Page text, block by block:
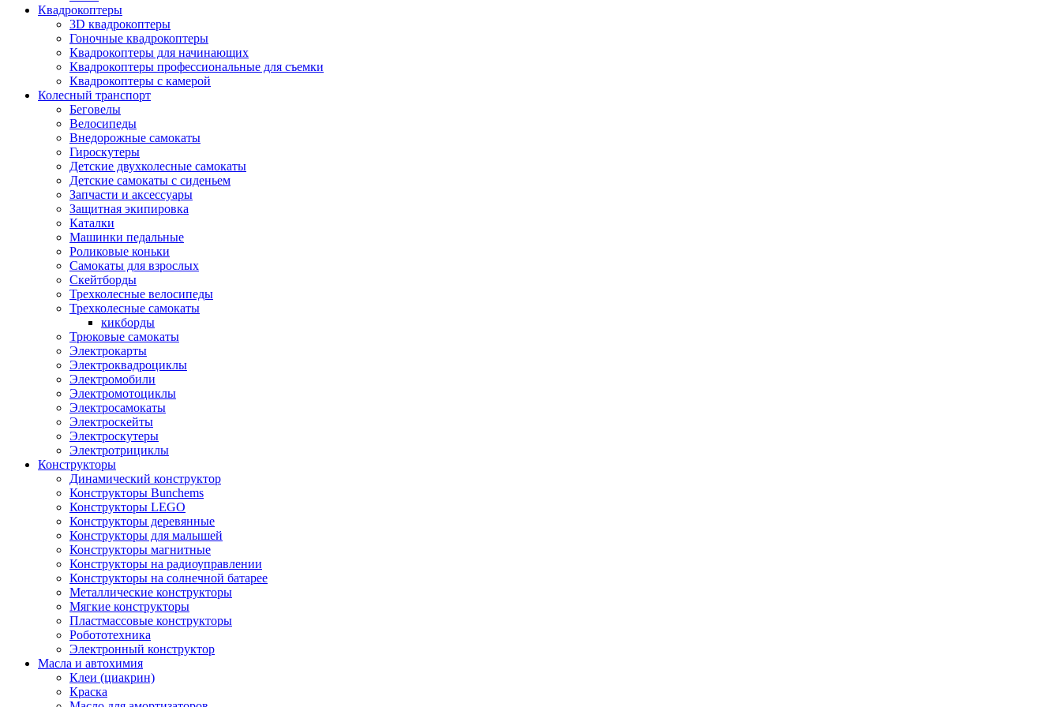
Квадрокоптеры
3D квадрокоптеры
Гоночные квадрокоптеры
Квадрокоптеры для начинающих
Квадрокоптеры профессиональные для съемки
Квадрокоптеры с камерой
Колесный транспорт
Беговелы
Велосипеды
Внедорожные самокаты
Гироскутеры
Детские двухколесные самокаты
Детские самокаты с сиденьем
Запчасти и аксессуары
Защитная экипировка
Каталки
Машинки педальные
Роликовые коньки
Самокаты для взрослых
Скейтборды
Трехколесные велосипеды
Трехколесные самокаты
кикборды
Трюковые самокаты
Электрокарты
Электроквадроциклы
Электромобили
Электромотоциклы
Электросамокаты
Электроскейты
Электроскутеры
Электротрициклы
Конструкторы
Динамический конструктор
Конструкторы Bunchems
Конструкторы LEGO
Конструкторы деревянные
Конструкторы для малышей
Конструкторы магнитные
Конструкторы на радиоуправлении
Конструкторы на солнечной батарее
Металлические конструкторы
Мягкие конструкторы
Пластмассовые конструкторы
Робототехника
Электронный конструктор
Масла и автохимия
Клеи (циакрин)
Краска